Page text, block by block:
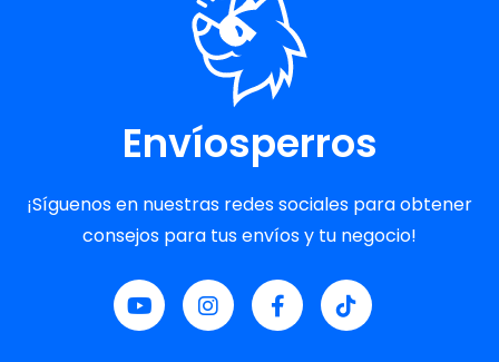
Envíosperros
¡Síguenos en nuestras redes sociales para obtener
consejos para tus envíos y tu negocio!